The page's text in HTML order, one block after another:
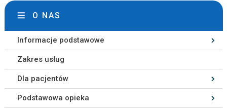
O NAS
Informacje podstawowe
Zakres usług
Dla pacjentów
Podstawowa opieka